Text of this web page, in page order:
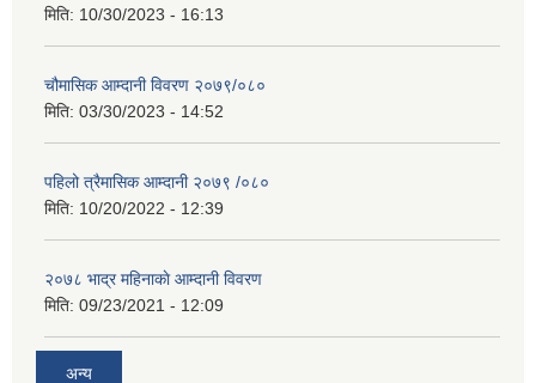
मिति: 10/30/2023 - 16:13
चौमासिक आम्दानी विवरण २०७९/०८०
मिति: 03/30/2023 - 14:52
पहिलो त्रैमासिक आम्दानी २०७९ /०८०
मिति: 10/20/2022 - 12:39
२०७८ भाद्र महिनाकाे आम्दानी विवरण
मिति: 09/23/2021 - 12:09
अन्य